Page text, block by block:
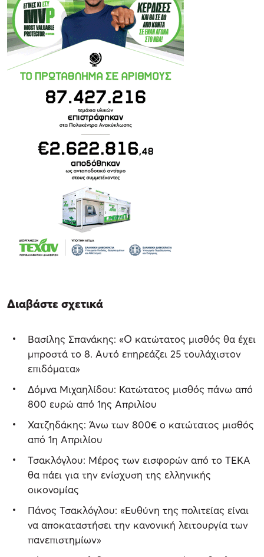
Διαβάστε σχετικά
Βασίλης Σπανάκης: «Ο κατώτατος μισθός θα έχει
μπροστά το 8. Αυτό επηρεάζει 25 τουλάχιστον
επιδόματα»
Δόμνα Μιχαηλίδου: Κατώτατος μισθός πάνω από
800 ευρώ από 1ης Απριλίου
Χατζηδάκης: Άνω των 800€ ο κατώτατος μισθός
από 1η Απριλίου
Τσακλόγλου: Μέρος των εισφορών από το ΤΕΚΑ
θα πάει για την ενίσχυση της ελληνικής
οικονομίας
Πάνος Τσακλόγλου: «Ευθύνη της πολιτείας είναι
να αποκαταστήσει την κανονική λειτουργία των
πανεπιστημίων»